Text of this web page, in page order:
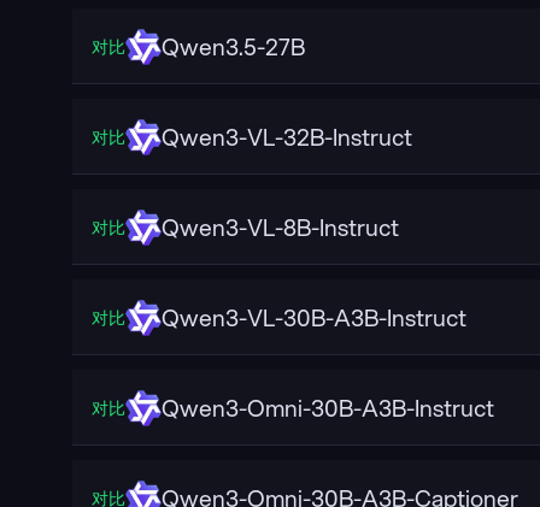
对比 Qwen3.5-27B
对比 Qwen3-VL-32B-Instruct
对比 Qwen3-VL-8B-Instruct
对比 Qwen3-VL-30B-A3B-Instruct
对比 Qwen3-Omni-30B-A3B-Instruct
对比 Qwen3-Omni-30B-A3B-Captioner